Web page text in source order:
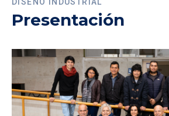
Presentación